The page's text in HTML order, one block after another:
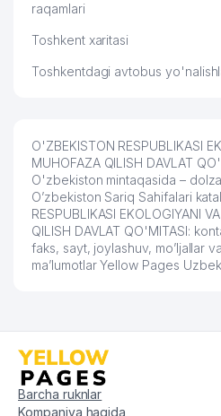
62
MUDOFAA VAZIRLIGI
KARTOGRAFIYA
63 MEDICOVER MChJ
64
O'ZBEKISTON
TASHQI IQTISODIY
BANKI AKADEMIYA
66 SAFIYA ELEKTRO
67 PERFECT URBAN
raqamlari
Toshkent xaritasi
Toshkentdagi avtobus
O'ZBEKISTON RESPUBLIKASI
MUHOFAZA QILISH DAVLAT
O'zbekiston mintaqasida –
O’zbekiston Sariq Sahifalari
RESPUBLIKASI EKOLOGIYANI
QILISH DAVLAT QO'MITASI:
faks, sayt, joylashuv, mo’ljallar
ma’lumotlar Yellow Pages
Barcha ruknlar
Kompaniya haqida